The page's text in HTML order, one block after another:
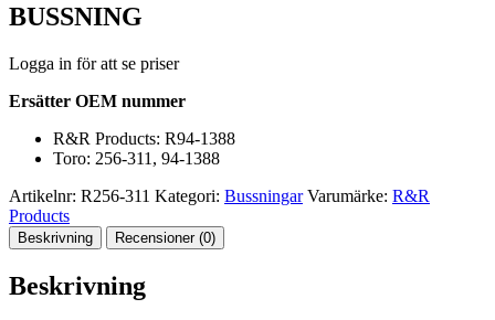
BUSSNING
Logga in för att se priser
Ersätter OEM nummer
R&R Products: R94-1388
Toro: 256-311, 94-1388
Artikelnr: R256-311 Kategori: Bussningar Varumärke: R&R
Products
Beskrivning Recensioner (0)
Beskrivning